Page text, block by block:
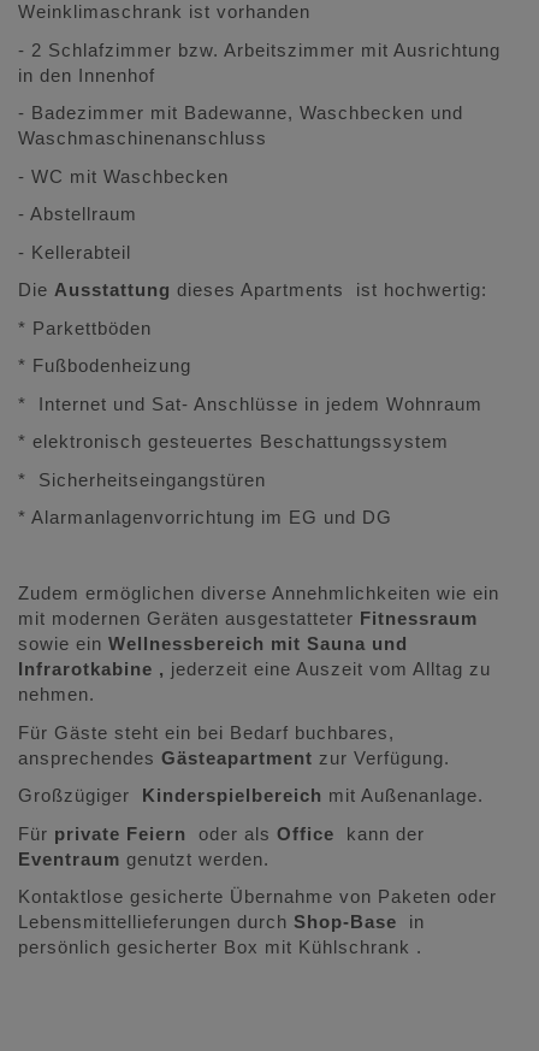
Weinklimaschrank ist vorhanden
- 2 Schlafzimmer bzw. Arbeitszimmer mit Ausrichtung
in den Innenhof
- Badezimmer mit Badewanne, Waschbecken und
Waschmaschinenanschluss
- WC mit Waschbecken
- Abstellraum
- Kellerabteil
Die Ausstattung dieses Apartments ist hochwertig:
* Parkettböden
* Fußbodenheizung
* Internet und Sat- Anschlüsse in jedem Wohnraum
* elektronisch gesteuertes Beschattungssystem
* Sicherheitseingangstüren
* Alarmanlagenvorrichtung im EG und DG
Zudem ermöglichen diverse Annehmlichkeiten wie ein
mit modernen Geräten ausgestatteter Fitnessraum
sowie ein Wellnessbereich mit Sauna und
Infrarotkabine , jederzeit eine Auszeit vom Alltag zu
nehmen.
Für Gäste steht ein bei Bedarf buchbares,
ansprechendes Gästeapartment zur Verfügung.
Großzügiger
Kinderspielbereich mit Außenanlage.
Für private Feiern oder als Office kann der
Eventraum genutzt werden.
Kontaktlose gesicherte Übernahme von Paketen oder
Lebensmittellieferungen durch Shop-Base
in
persönlich gesicherter Box mit Kühlschrank .